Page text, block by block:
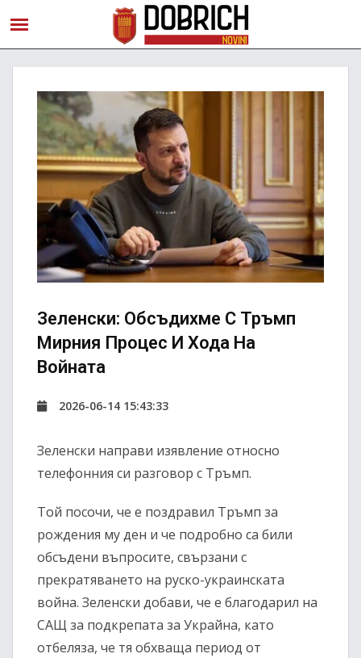
Зеленски: Обсъдихме С Тръмп
Мирния Процес И Хода На
Войната
2026-06-14 15:43:33
Зеленски направи изявление относно
телефонния си разговор с Тръмп.
Той посочи, че е поздравил Тръмп за
рождения му ден и че подробно са били
обсъдени въпросите, свързани с
прекратяването на руско-украинската
война. Зеленски добави, че е благодарил на
САЩ за подкрепата за Украйна, като
отбеляза, че тя обхваща период от